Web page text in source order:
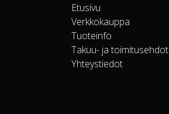
Etusivu
Verkkokauppa
Tuoteinfo
Takuu- ja toimitusehdot
Yhteystiedot